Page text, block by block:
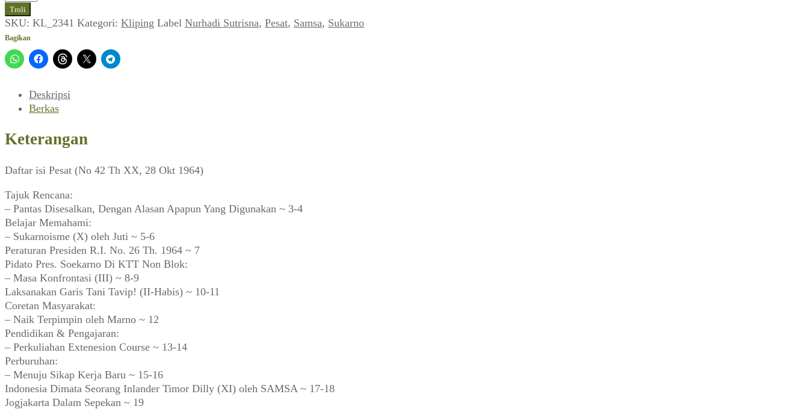
Pesat
(No
42
Th
XX,
1964)
Troli
SKU: KL_2341 Kategori: Kliping Label Nurhadi Sutrisna, Pesat, Samsa, Sukarno
Bagikan
Deskripsi
Berkas
Keterangan
Daftar isi Pesat (No 42 Th XX, 28 Okt 1964)
Tajuk Rencana:
– Pantas Disesalkan, Dengan Alasan Apapun Yang Digunakan ~ 3-4
Belajar Memahami:
– Sukarnoisme (X) oleh Juti ~ 5-6
Peraturan Presiden R.I. No. 26 Th. 1964 ~ 7
Pidato Pres. Soekarno Di KTT Non Blok:
– Masa Konfrontasi (III) ~ 8-9
Laksanakan Garis Tani Tavip! (II-Habis) ~ 10-11
Coretan Masyarakat:
– Naik Terpimpin oleh Marno ~ 12
Pendidikan & Pengajaran:
– Perkuliahan Extenesion Course ~ 13-14
Perburuhan:
– Menuju Sikap Kerja Baru ~ 15-16
Indonesia Dimata Seorang Inlander Timor Dilly (XI) oleh SAMSA ~ 17-18
Jogjakarta Dalam Sepekan ~ 19